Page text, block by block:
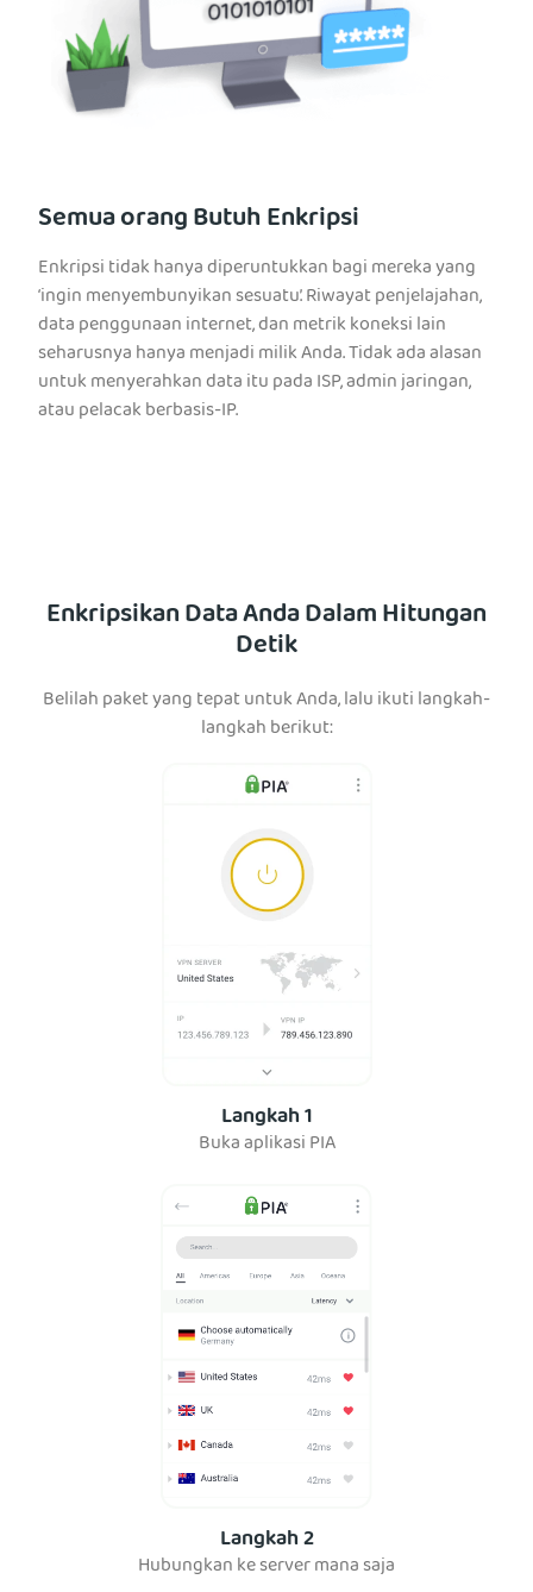
Semua orang Butuh Enkripsi
Enkripsi tidak hanya diperuntukkan bagi mereka yang
‘ingin menyembunyikan sesuatu’. Riwayat penjelajahan,
data penggunaan internet, dan metrik koneksi lain
seharusnya hanya menjadi milik Anda. Tidak ada alasan
untuk menyerahkan data itu pada ISP, admin jaringan,
atau pelacak berbasis-IP.
Enkripsikan Data Anda Dalam Hitungan
Detik
Belilah paket yang tepat untuk Anda, lalu ikuti langkah-
langkah berikut:
Langkah 1
Buka aplikasi PIA
Langkah 2
Hubungkan ke server mana saja